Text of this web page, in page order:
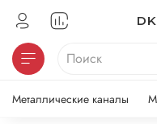
Металлические каналы